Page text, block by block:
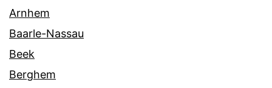
Arnhem
Baarle-Nassau
Beek
Berghem